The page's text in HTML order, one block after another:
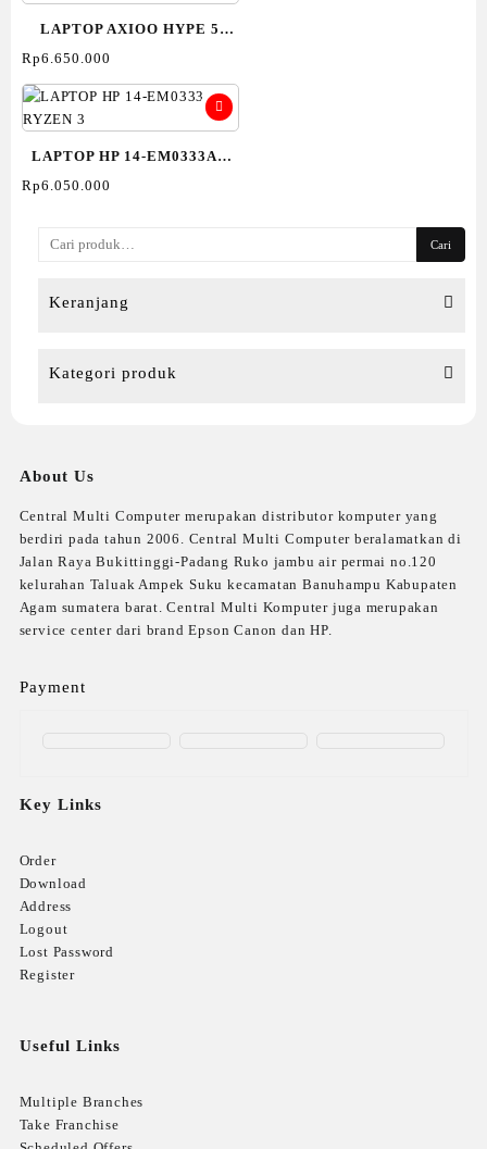
Pencarian
Cari
Keranjang
Kategori produk
LAPTOP AXIOO HYPE 5
(G12) 16GB/512GB WIN 11
PRO
Rp6.650.000
LAPTOP HP 14-EM0333AU
RYZEN 3
Rp6.050.000
About Us
Central Multi Computer merupakan distributor komputer yang
berdiri pada tahun 2006. Central Multi Computer beralamatkan di
Jalan Raya Bukittinggi-Padang Ruko jambu air permai no.120
kelurahan Taluak Ampek Suku kecamatan Banuhampu Kabupaten
Agam sumatera barat. Central Multi Komputer juga merupakan
service center dari brand Epson Canon dan HP.
Payment
Key Links
Order
Download
Address
Logout
Lost Password
Register
Useful Links
Multiple Branches
Take Franchise